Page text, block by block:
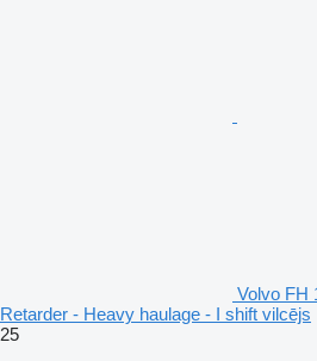
Volvo FH
Retarder - Heavy haulage - I shift vilcējs
25